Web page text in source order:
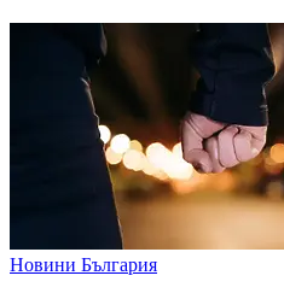
Новини България